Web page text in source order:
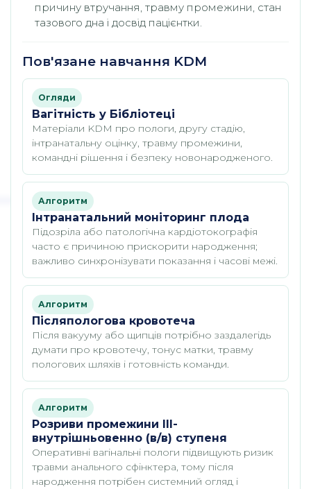
причину втручання, травму промежини, стан
тазового дна і досвід пацієнтки.
Пов'язане навчання KDM
Огляди
Вагітність у Бібліотеці
Матеріали KDM про пологи, другу стадію,
інтранатальну оцінку, травму промежини,
командні рішення і безпеку новонародженого.
Алгоритм
Інтранатальний моніторинг плода
Підозріла або патологічна кардіотокографія
часто є причиною прискорити народження;
важливо синхронізувати показання і часові межі.
Алгоритм
Післяпологова кровотеча
Після вакууму або щипців потрібно заздалегідь
думати про кровотечу, тонус матки, травму
пологових шляхів і готовність команди.
Алгоритм
Розриви промежини III-
внутрішньовенно (в/в) ступеня
Оперативні вагінальні пологи підвищують ризик
травми анального сфінктера, тому після
народження потрібен системний огляд і